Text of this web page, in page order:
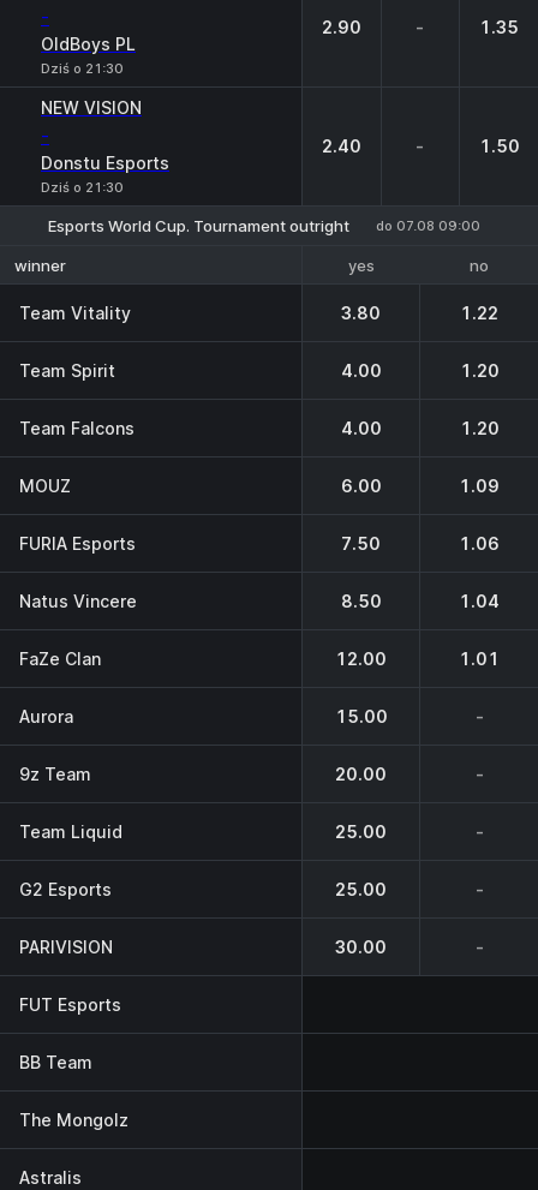
-
OldBoys PL
Dziś o 21:30
2.90 - 1.35
NEW VISION
-
Donstu Esports
Dziś o 21:30
2.40 - 1.50
Esports World Cup. Tournament outright do 07.08 09:00
winner yes no
Team Vitality 3.80 1.22
Team Spirit 4.00 1.20
Team Falcons 4.00 1.20
MOUZ 6.00 1.09
FURIA Esports 7.50 1.06
Natus Vincere 8.50 1.04
FaZe Clan 12.00 1.01
Aurora 15.00 -
9z Team 20.00 -
Team Liquid 25.00 -
G2 Esports 25.00 -
PARIVISION 30.00 -
FUT Esports
BB Team
The Mongolz
Astralis